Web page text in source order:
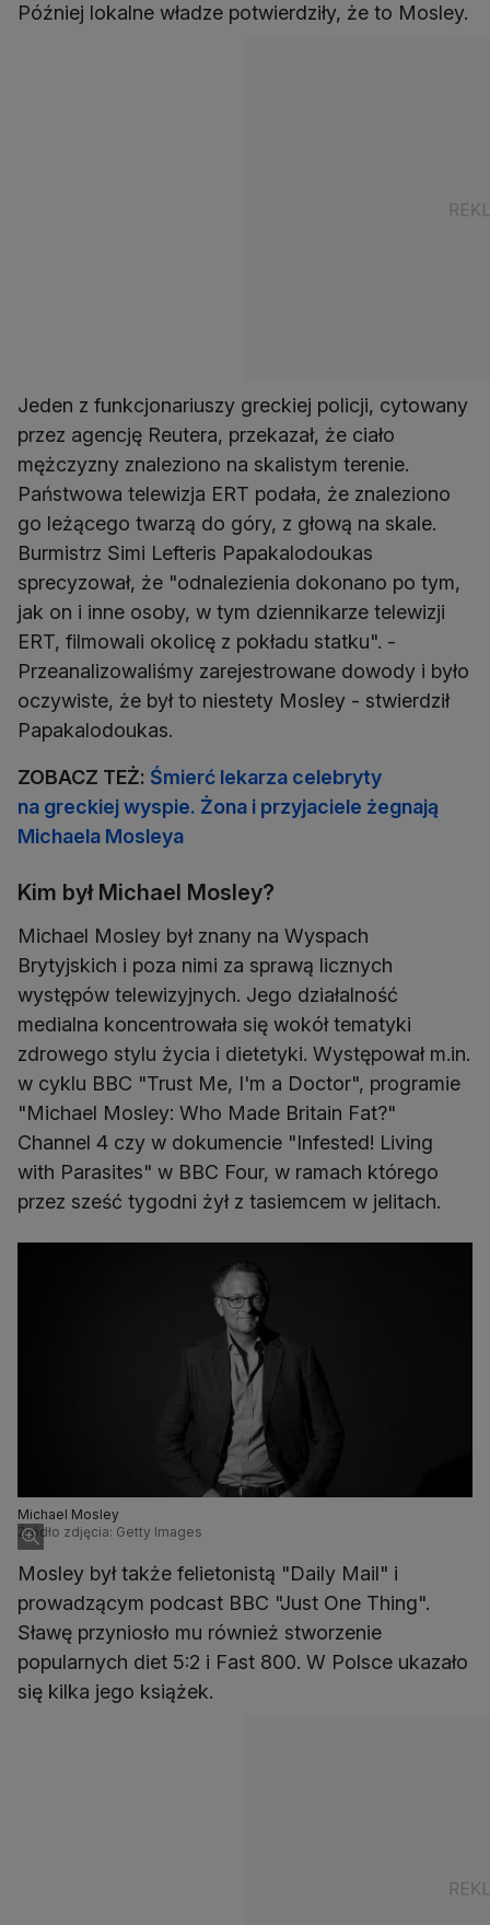
Później lokalne władze potwierdziły, że to Mosley.
Jeden z funkcjonariuszy greckiej policji, cytowany
przez agencję Reutera, przekazał, że ciało
mężczyzny znaleziono na skalistym terenie.
Państwowa telewizja ERT podała, że znaleziono
go leżącego twarzą do góry, z głową na skale.
Burmistrz Simi Lefteris Papakalodoukas
sprecyzował, że "odnalezienia dokonano po tym,
jak on i inne osoby, w tym dziennikarze telewizji
ERT, filmowali okolicę z pokładu statku". -
Przeanalizowaliśmy zarejestrowane dowody i było
oczywiste, że był to niestety Mosley - stwierdził
Papakalodoukas.
ZOBACZ TEŻ: Śmierć lekarza celebryty
na greckiej wyspie. Żona i przyjaciele żegnają
Michaela Mosleya
Kim był Michael Mosley?
Michael Mosley był znany na Wyspach
Brytyjskich i poza nimi za sprawą licznych
występów telewizyjnych. Jego działalność
medialna koncentrowała się wokół tematyki
zdrowego stylu życia i dietetyki. Występował m.in.
w cyklu BBC "Trust Me, I'm a Doctor", programie
"Michael Mosley: Who Made Britain Fat?"
Channel 4 czy w dokumencie "Infested! Living
with Parasites" w BBC Four, w ramach którego
Michael Mosley
Źródło zdjęcia: Getty Images
Mosley był także felietonistą "Daily Mail" i
prowadzącym podcast BBC "Just One Thing".
Sławę przyniosło mu również stworzenie
popularnych diet 5:2 i Fast 800. W Polsce ukazało
się kilka jego książek.